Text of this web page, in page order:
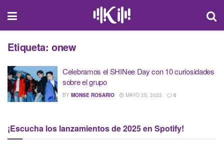
Etiqueta: onew
Celebramos el SHINee Day con 10 curiosidades
sobre el grupo
BY MONSE ROSARIO MAYO 25, 2023 0
¡Escucha los lanzamientos de 2025 en Spotify!